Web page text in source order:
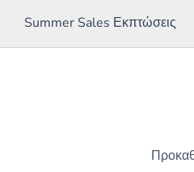
Summer Sales Εκπτώσεις